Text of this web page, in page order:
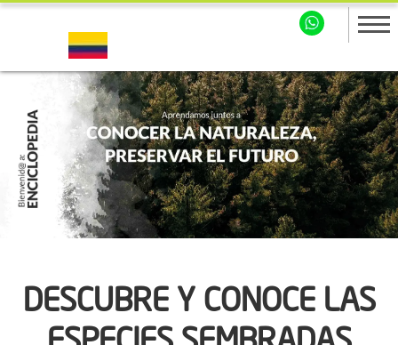
DESCUBRE Y CONOCE LAS